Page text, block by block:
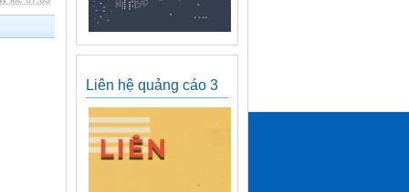
Liên hệ quảng cáo 3